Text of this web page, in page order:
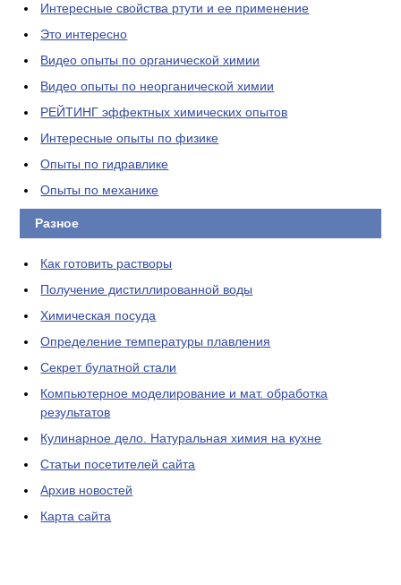
Интересные свойства ртути и ее применение
Это интересно
Видео опыты по органической химии
Видео опыты по неорганической химии
РЕЙТИНГ эффектных химических опытов
Интересные опыты по физике
Опыты по гидравлике
Опыты по механике
Разное
Как готовить растворы
Получение дистиллированной воды
Химическая посуда
Определение температуры плавления
Секрет булатной стали
Компьютерное моделирование и мат. обработка
результатов
Кулинарное дело. Натуральная химия на кухне
Статьи посетителей сайта
Архив новостей
Карта сайта